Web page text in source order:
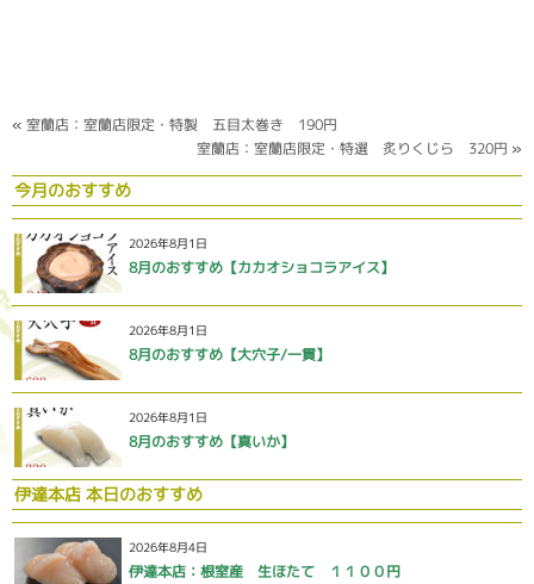
« 室蘭店：室蘭店限定・特製 五目太巻き 190円
室蘭店：室蘭店限定・特選 炙りくじら 320円 »
今月のおすすめ
2026年8月1日
8月のおすすめ【カカオショコラアイス】
2026年8月1日
8月のおすすめ【大穴子/一貫】
2026年8月1日
8月のおすすめ【真いか】
伊達本店 本日のおすすめ
2026年8月4日
伊達本店：根室産 生ほたて １１００円